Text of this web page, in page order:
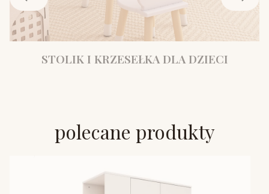
STOLIK I KRZESEŁKA DLA DZIECI
polecane produkty